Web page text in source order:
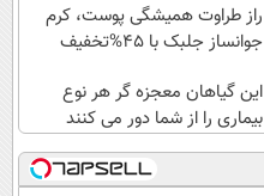
راز طراوت همیشگی پوست، کرم
جوانساز جلبک با 45%تخفیف
این گیاهان معجزه گر هر نوع
بیماری را از شما دور می کنند